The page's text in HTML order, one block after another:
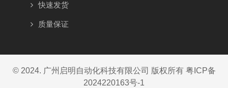
快速发货
质量保证
© 2024. 广州启明自动化科技有限公司 版权所有 粤ICP备
2024220163号-1